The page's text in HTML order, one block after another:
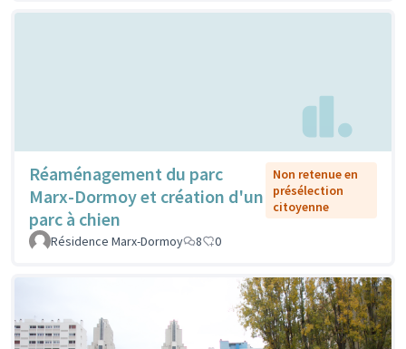
Réaménagement du parc
Marx-Dormoy et création d'un
parc à chien
Non retenue en
présélection
citoyenne
Résidence Marx-Dormoy 8 0